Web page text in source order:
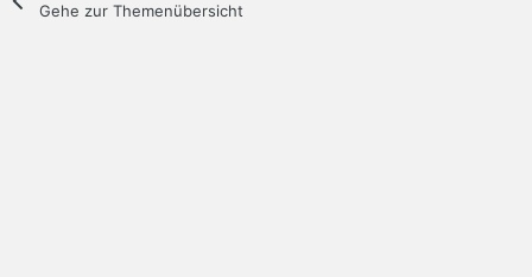
Gehe zur Themenübersicht